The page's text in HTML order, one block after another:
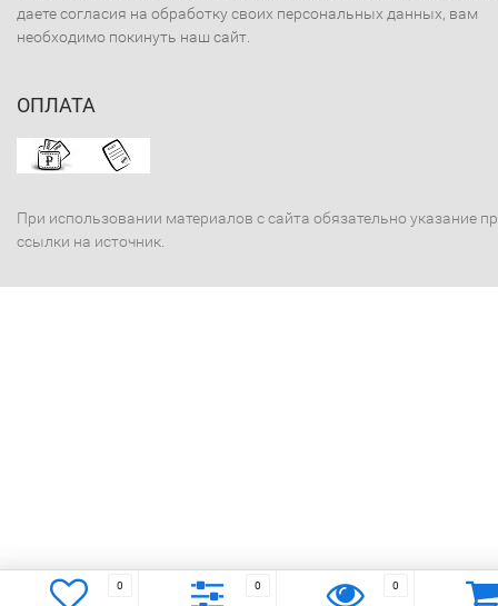
даете согласия на обработку своих персональных данных, вам
необходимо покинуть наш сайт.
ОПЛАТА
При использовании материалов с сайта обязательно указание
ссылки на источник.
0 0 0